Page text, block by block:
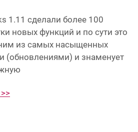
1.11 сделали более 100
новых функций и по сути это
из самых насыщенных
(обновлениями) и знаменует